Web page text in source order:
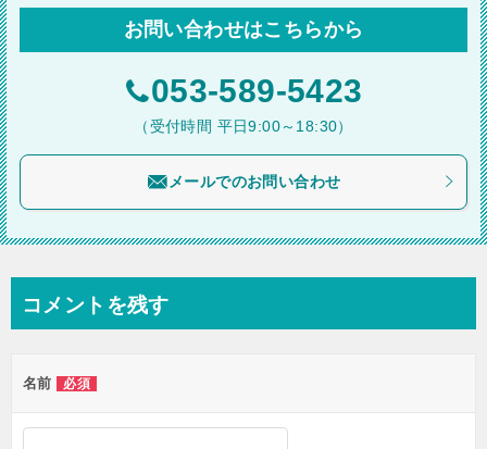
ビ
ゲ
ョ
お問い合わせはこちらから
053-589-5423
（受付時間 平日9:00～18:30）
メールでのお問い合わせ
コメントを残す
名前 必須